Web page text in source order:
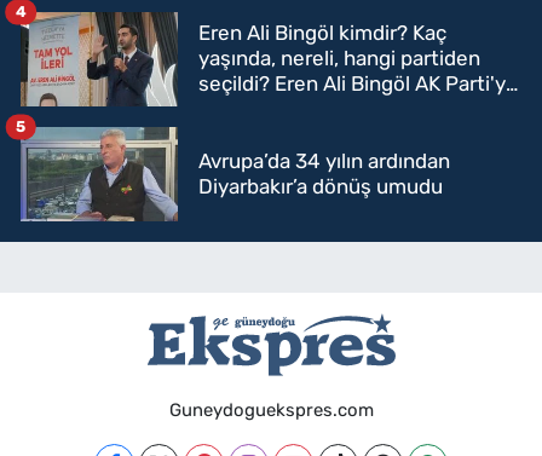
Eren Ali Bingöl kimdir? Kaç
yaşında, nereli, hangi partiden
seçildi? Eren Ali Bingöl AK Parti'ye
4
Avrupa’da 34 yılın ardından
Diyarbakır’a dönüş umudu
5
Guneydoguekspres.com